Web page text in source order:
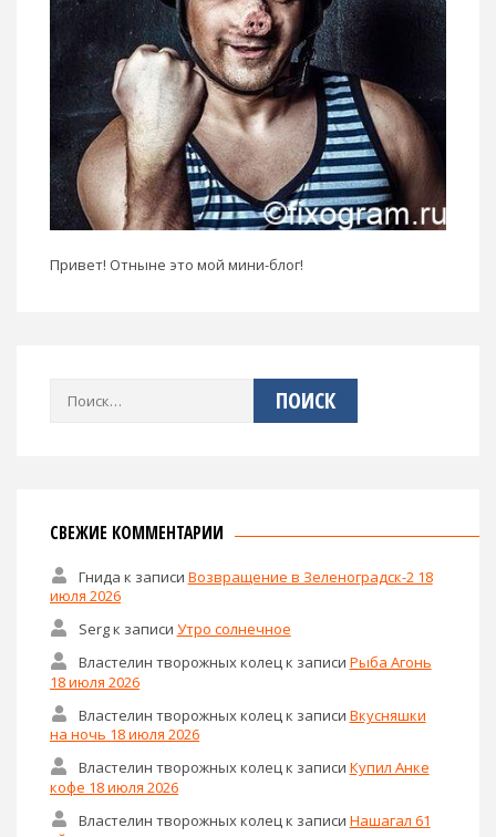
Привет! Отныне это мой мини-блог!
Найти:
СВЕЖИЕ КОММЕНТАРИИ
Гнида к записи Возвращение в Зеленоградск-2 18
июля 2026
Sergк записи Утро солнечное
Властелин творожных колецк записи Рыба Агонь
18 июля 2026
Властелин творожных колец к записи Вкусняшки
на ночь 18 июля 2026
Властелин творожных колецк записи Купил Анке
кофе 18 июля 2026
Властелин творожных колец к записи Нашагал 61